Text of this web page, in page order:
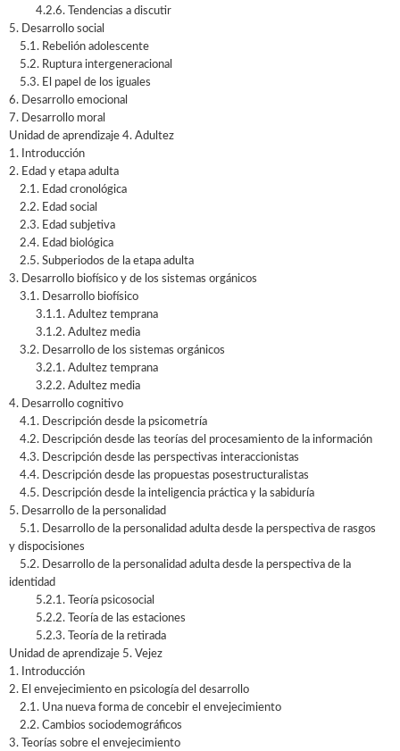
4.2.6. Tendencias a discutir
5. Desarrollo social
5.1. Rebelión adolescente
5.2. Ruptura intergeneracional
5.3. El papel de los iguales
6. Desarrollo emocional
7. Desarrollo moral
Unidad de aprendizaje 4. Adultez
1. Introducción
2. Edad y etapa adulta
2.1. Edad cronológica
2.2. Edad social
2.3. Edad subjetiva
2.4. Edad biológica
2.5. Subperiodos de la etapa adulta
3. Desarrollo biofísico y de los sistemas orgánicos
3.1. Desarrollo biofísico
3.1.1. Adultez temprana
3.1.2. Adultez media
3.2. Desarrollo de los sistemas orgánicos
3.2.1. Adultez temprana
3.2.2. Adultez media
4. Desarrollo cognitivo
4.1. Descripción desde la psicometría
4.2. Descripción desde las teorías del procesamiento de la información
4.3. Descripción desde las perspectivas interaccionistas
4.4. Descripción desde las propuestas posestructuralistas
4.5. Descripción desde la inteligencia práctica y la sabiduría
5. Desarrollo de la personalidad
5.1. Desarrollo de la personalidad adulta desde la perspectiva de rasgos
y dispocisiones
5.2. Desarrollo de la personalidad adulta desde la perspectiva de la
identidad
5.2.1. Teoría psicosocial
5.2.2. Teoría de las estaciones
5.2.3. Teoría de la retirada
Unidad de aprendizaje 5. Vejez
1. Introducción
2. El envejecimiento en psicología del desarrollo
2.1. Una nueva forma de concebir el envejecimiento
2.2. Cambios sociodemográficos
3. Teorías sobre el envejecimiento